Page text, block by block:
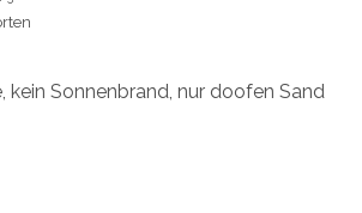
kein Sonnenbrand, nur doofen Sand